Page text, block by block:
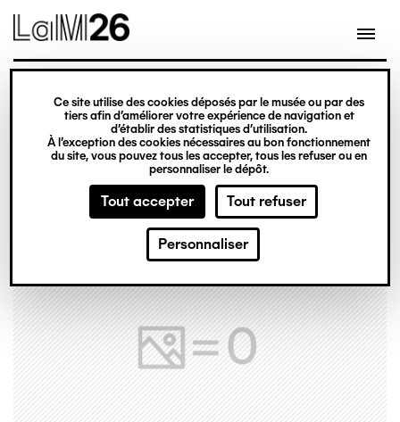
Gestion des cookies
Ce site utilise des cookies déposés par le musée ou par des
tiers afin d’améliorer votre expérience de navigation et
d’établir des statistiques d’utilisation.
À l’exception des cookies nécessaires au bon fonctionnement
du site, vous pouvez tous les accepter, tous les refuser ou en
personnaliser le dépôt.
Tout accepter Tout refuser
Personnaliser
contenu